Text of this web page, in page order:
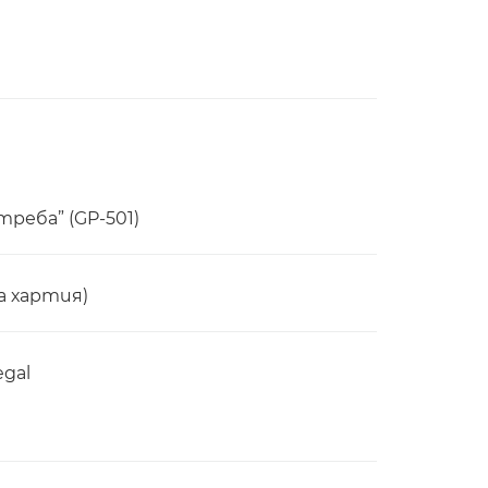
(GP-501)
хартия)